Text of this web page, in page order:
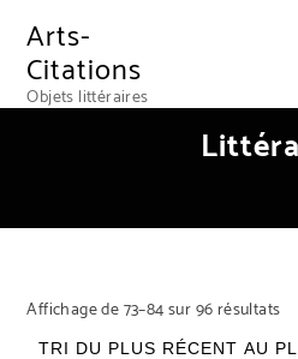
Arts-
Citations
Objets littéraires
Affichage de 73–84 sur 96 résultats